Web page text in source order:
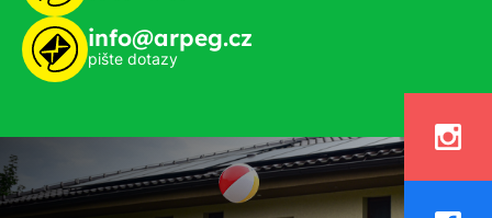
info@arpeg.cz
pište dotazy